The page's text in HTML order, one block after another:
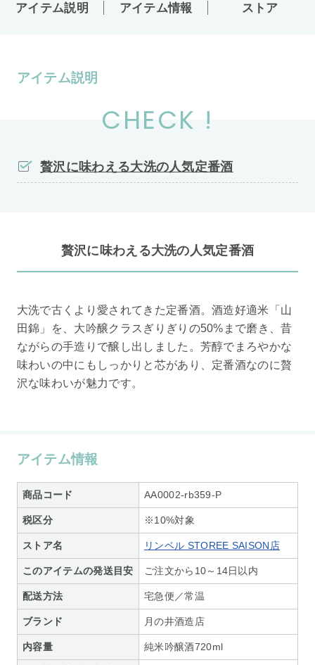
アイテム説明 アイテム情報 ストア
アイテム説明
CHECK !
贅沢に味わえる大洗の人気定番酒
贅沢に味わえる大洗の人気定番酒
大洗で古くより愛されてきた定番酒。酒造好適米「山
田錦」を、大吟醸クラスぎりぎりの50%まで磨き、昔
ながらの手造りで醸し出しました。芳醇でまろやかな
味わいの中にもしっかりと芯があり、定番酒なのに贅
沢な味わいが魅力です。
アイテム情報
商品コード AA0002-rb359-P
税区分 ※10%対象
ストア名 リンベル STOREE SAISON店
このアイテムの発送目安 ご注文から10～14日以内
配送方法 宅急便／常温
ブランド 月の井酒造店
内容量 純米吟醸酒720ml